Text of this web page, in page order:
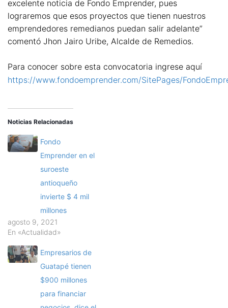
excelente noticia de Fondo Emprender, pues
lograremos que esos proyectos que tienen nuestros
emprendedores remedianos puedan salir adelante”
comentó Jhon Jairo Uribe, Alcalde de Remedios.
Para conocer sobre esta convocatoria ingrese aquí
https://www.fondoemprender.com/SitePages/
Noticias Relacionadas
Fondo
Emprender en el
suroeste
antioqueño
invierte $ 4 mil
millones
agosto 9, 2021
En «Actualidad»
Empresarios de
Guatapé tienen
$900 millones
para financiar